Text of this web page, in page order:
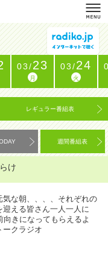
03/23
月
03/24
火
レギュラー番組表
週間番組表
け
な朝、、、、それぞれの
える皆さん一人一人に
向きになってもらえるよ
ークラジオ